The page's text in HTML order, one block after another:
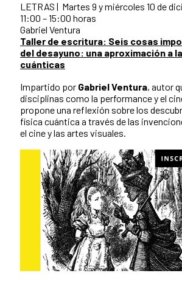
LETRAS | Martes 9 y miércoles 10 de
11:00 – 15:00 horas
Gabriel Ventura
Taller de escritura: Seis cosas
del desayuno: una aproximación a
cuánticas
Impartido por Gabriel Ventura, autor
disciplinas como la performance y el
propone una reflexión sobre los
física cuántica a través de las
el cine y las artes visuales.